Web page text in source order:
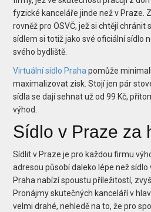
fyzické kanceláře jinde než v Praze.
rovněž pro OSVČ, jež si chtějí chránit
sídlem si totiž jako své oficiální sídlo
svého bydliště.
Virtuální sídlo Praha pomůže
maximalizovat zisk. Stojí jen pár
sídla se dají sehnat už od 99 Kč,
výhod.
Sídlo v Praze za
Sídlit v Praze je pro každou firmu
adresou působí daleko lépe než
Praha nabízí spoustu příležitostí,
Pronájmy skutečných kanceláří v
velmi drahé, nehledě na to, že pro